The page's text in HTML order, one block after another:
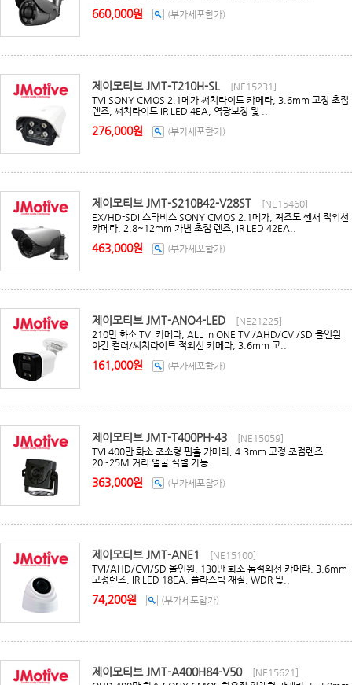
660,000원 (부가세포함가)
제이모티브 JMT-T210H-SL
[NE15231]
TVI SONY CMOS 2.1메가 써치라이트 카메라, 3.6mm 고정 초점
렌즈, 써치라이트 IR LED 4EA, 역광보정 및 ..
276,000원 (부가세포함가)
제이모티브 JMT-S210B42-V28ST
[NE15460]
EX/HD-SDI 스타비스 SONY CMOS 2.1메가, 저조도 센서 적외선
카메라, 2.8~12mm 가변 초점 렌즈, IR LED 42EA..
463,000원 (부가세포함가)
제이모티브 JMT-ANO4-LED
[NE21225]
210만 화소 TVI 카메라, ALL in ONE TVI/AHD/CVI/SD 올인원
야간 컬러/써치라이트 적외선 카메라, 3.6mm 고..
161,000원 (부가세포함가)
제이모티브 JMT-T400PH-43
[NE15059]
TVI 400만 화소 초소형 핀홀 카메라, 4.3mm 고정 초점렌즈,
20~25M 거리 얼굴 식별 가능
363,000원 (부가세포함가)
제이모티브 JMT-ANE1
[NE15100]
TVI/AHD/CVI/SD 올인원, 130만 화소 돔적외선 카메라, 3.6mm
고정렌즈, IR LED 18EA, 플라스틱 재질, WDR 및..
74,200원 (부가세포함가)
제이모티브 JMT-A400H84-V50
[NE15621]